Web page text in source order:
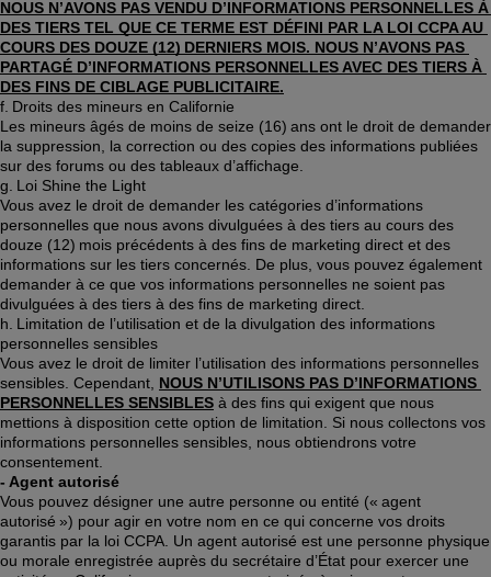
NOUS N’AVONS PAS VENDU D’INFORMATIONS PERSONNELLES À
DES TIERS TEL QUE CE TERME EST DÉFINI PAR LA LOI CCPA AU
COURS DES DOUZE (12) DERNIERS MOIS. NOUS N’AVONS PAS
PARTAGÉ D’INFORMATIONS PERSONNELLES AVEC DES TIERS À
DES FINS DE CIBLAGE PUBLICITAIRE.
f. Droits des mineurs en Californie
Les mineurs âgés de moins de seize (16) ans ont le droit de demander
la suppression, la correction ou des copies des informations publiées
sur des forums ou des tableaux d’affichage.
g. Loi Shine the Light
Vous avez le droit de demander les catégories d’informations
personnelles que nous avons divulguées à des tiers au cours des
douze (12) mois précédents à des fins de marketing direct et des
informations sur les tiers concernés. De plus, vous pouvez également
demander à ce que vos informations personnelles ne soient pas
divulguées à des tiers à des fins de marketing direct.
h. Limitation de l’utilisation et de la divulgation des informations
personnelles sensibles
Vous avez le droit de limiter l’utilisation des informations personnelles
sensibles. Cependant, NOUS N’UTILISONS PAS D’INFORMATIONS
PERSONNELLES SENSIBLES à des fins qui exigent que nous
mettions à disposition cette option de limitation. Si nous collectons vos
informations personnelles sensibles, nous obtiendrons votre
consentement.
- Agent autorisé
Vous pouvez désigner une autre personne ou entité (« agent
autorisé ») pour agir en votre nom en ce qui concerne vos droits
garantis par la loi CCPA. Un agent autorisé est une personne physique
ou morale enregistrée auprès du secrétaire d’État pour exercer une